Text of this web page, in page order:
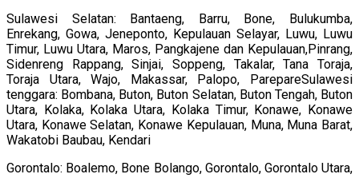
Sulawesi Selatan: Bantaeng, Barru, Bone, Bulukumba,
Enrekang, Gowa, Jeneponto, Kepulauan Selayar, Luwu, Luwu
Timur, Luwu Utara, Maros, Pangkajene dan Kepulauan,Pinrang,
Sidenreng Rappang, Sinjai, Soppeng, Takalar, Tana Toraja,
Toraja Utara, Wajo, Makassar, Palopo, ParepareSulawesi
tenggara: Bombana, Buton, Buton Selatan, Buton Tengah, Buton
Utara, Kolaka, Kolaka Utara, Kolaka Timur, Konawe, Konawe
Utara, Konawe Selatan, Konawe Kepulauan, Muna, Muna Barat,
Wakatobi Baubau, Kendari
Gorontalo: Boalemo, Bone Bolango, Gorontalo, Gorontalo Utara,